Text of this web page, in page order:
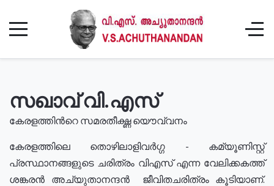
സഖാവ് വി.എസ്
കേരളത്തിൻറെ സമരതീക്ഷ്ണ യൌവ്വനം
കേരളത്തിലെ തൊഴിലാളിവർഗ്ഗ - കമ്യൂണിസ്റ്റ്
പ്രസ്ഥാനങ്ങളുടെ ചരിത്രം വിഎസ് എന്ന വേലിക്കകത്ത്
ശങ്കരൻ അച്യുതാനന്ദൻ ജീവിതചരിത്രം കൂടിയാണ്.